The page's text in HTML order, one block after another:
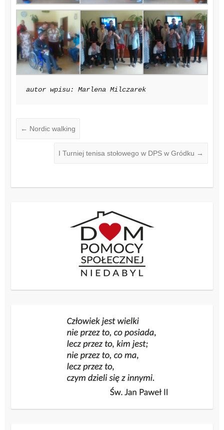
autor wpisu: Marlena Milczarek
← Nordic walking
I Turniej tenisa stołowego w DPS w Gródku →